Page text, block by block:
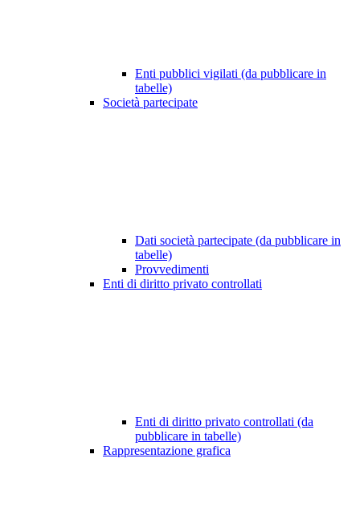
Enti pubblici vigilati (da pubblicare in
tabelle)
Società partecipate
Dati società partecipate (da pubblicare in
tabelle)
Provvedimenti
Enti di diritto privato controllati
Enti di diritto privato controllati (da
pubblicare in tabelle)
Rappresentazione grafica